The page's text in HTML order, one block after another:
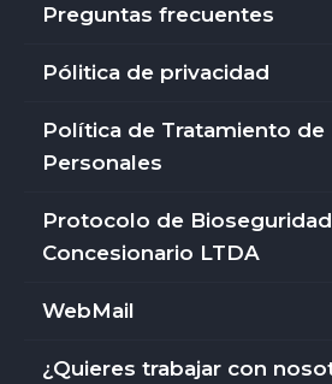
Preguntas frecuentes
Pólitica de privacidad
Política de Tratamiento de
Personales
Protocolo de
Concesionario LTDA
WebMail
¿Quieres trabajar con